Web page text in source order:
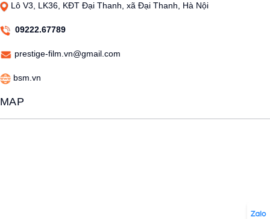
Lô V3, LK36, KĐT Đại Thanh, xã Đại Thanh, Hà Nội
09222.67789
prestige-film.vn@gmail.com
bsm.vn
MAP